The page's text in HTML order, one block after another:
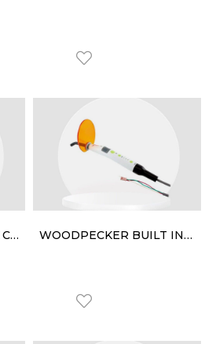
WOODPECKER X CURE CURİNG LİGHT WOODPECKER BUILT IN C (ÜNİTE MONTE IŞINLI DOLGU CİHAZI)